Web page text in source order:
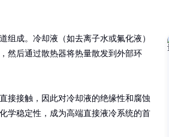
组成。冷却液（如去离子水或氟化液）
然后通过散热器将热量散发到外部环
接接触，因此对冷却液的绝缘性和腐蚀
学稳定性，成为高端直接液冷系统的首